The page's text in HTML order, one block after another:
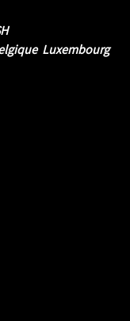
Luxembourg